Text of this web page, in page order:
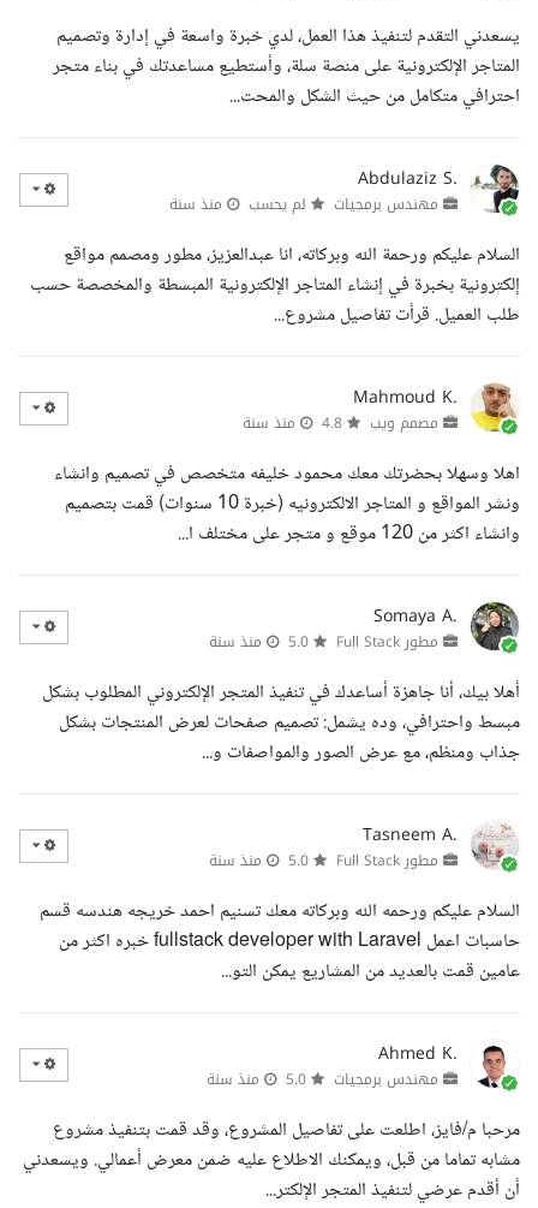
يسعدني التقدم لتنفيذ هذا العمل، لدي خبرة واسعة في إدارة وتصميم
المتاجر الإلكترونية على منصة سلة، وأستطيع مساعدتك في بناء متجر
احترافي متكامل من حيث الشكل والمحت...
Abdulaziz S.
مهندس برمجيات لم يحسب منذ سنة
السلام عليكم ورحمة الله وبركاته، انا عبدالعزيز، مطور ومصمم مواقع
إلكترونية بخبرة في إنشاء المتاجر الإلكترونية المبسطة والمخصصة حسب
طلب العميل. قرأت تفاصيل مشروع...
Mahmoud K.
مصمم ويب منذ سنة
اهلا وسهلا بحضرتك معك محمود خليفه متخصص في تصميم وانشاء
ونشر المواقع و المتاجر الالكترونيه (خبرة 10 سنوات) قمت بتصميم
وانشاء اكثر من 120 موقع و متجر على مختلف ا...
Somaya A.
مطور Full Stack منذ سنة
أهلا بيك، أنا جاهزة أساعدك في تنفيذ المتجر الإلكتروني المطلوب بشكل
مبسط واحترافي، وده يشمل: تصميم صفحات لعرض المنتجات بشكل
جذاب ومنظم، مع عرض الصور والمواصفات و...
Tasneem A.
مطور Full Stack منذ سنة
السلام عليكم ورحمه الله وبركاته معك تسنيم احمد خريجه هندسه قسم
حاسبات اعمل fullstack developer with Laravel خبره اكثر من
عامين قمت بالعديد من المشاريع يمكن التو...
Ahmed K.
مهندس برمجيات منذ سنة
مرحبا م/فايز، اطلعت على تفاصيل المشروع، وقد قمت بتنفيذ مشروع
مشابه تماما من قبل، ويمكنك الاطلاع عليه ضمن معرض أعمالي. ويسعدني
أن أقدم عرضي لتنفيذ المتجر الإلكتر...